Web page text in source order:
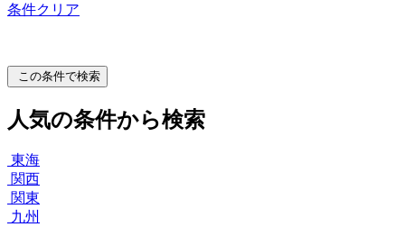
条件クリア
この条件で検索
人気の条件から検索
東海
関西
関東
九州